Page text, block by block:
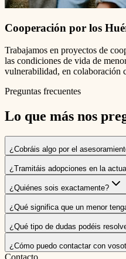
Cooperación por los
Trabajamos en proyectos de
las condiciones de vida de
vulnerabilidad, en colaboración
Preguntas frecuentes
Lo que más nos
¿Cobráis algo por el
¿Tramitáis adopciones en la
¿Quiénes sois exactamente?
¿Qué significa que un menor
¿Qué tipo de dudas podéis
¿Cómo puedo contactar con